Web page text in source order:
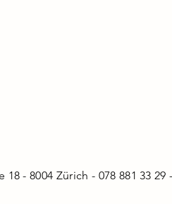
- 8004 Zürich - 078 881 33 29 -